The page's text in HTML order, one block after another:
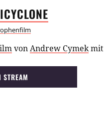
ICYCLONE
vonAndrew Cymekmit
STREAM